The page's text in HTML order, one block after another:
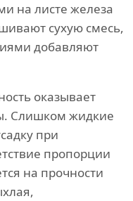
на листе железа
сухую смесь,
добавляют
оказывает
Слишком жидкие
при
пропорции
на прочности